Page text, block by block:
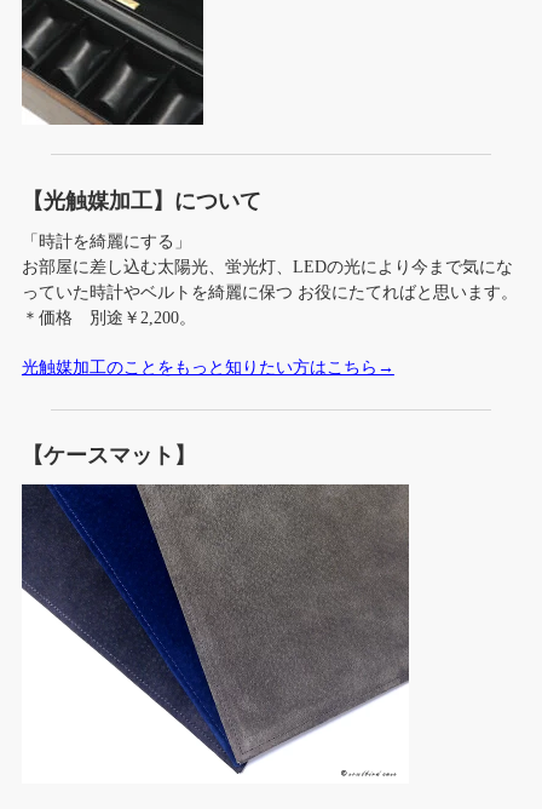
【光触媒加工】について
「時計を綺麗にする」
お部屋に差し込む太陽光、蛍光灯、LEDの光により今まで気にな
っていた時計やベルトを綺麗に保つ お役にたてればと思います。
＊価格 別途￥2,200。
光触媒加工のことをもっと知りたい方はこちら→
【ケースマット】